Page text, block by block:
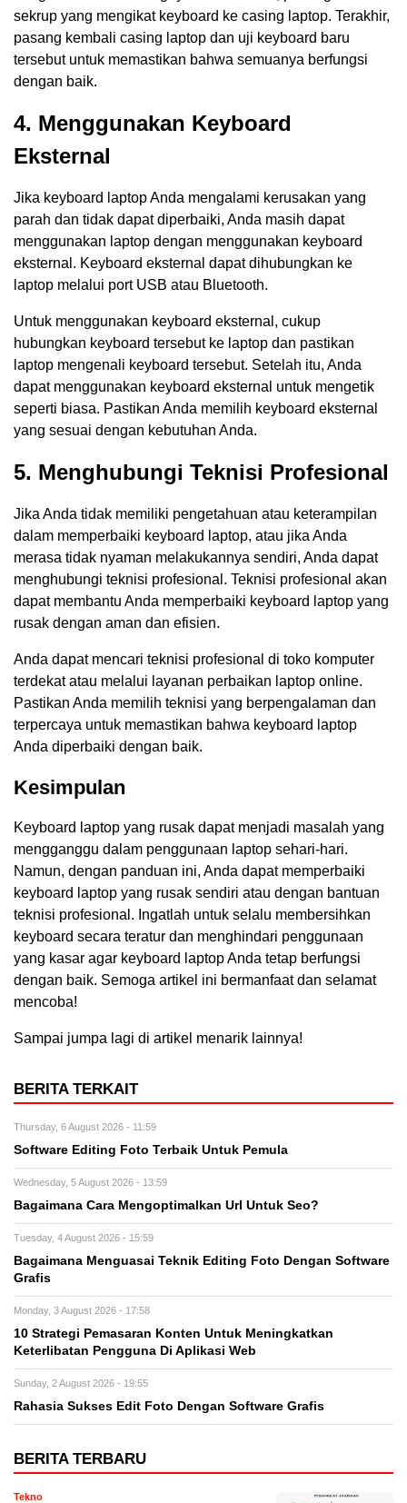
sekrup yang mengikat keyboard ke casing laptop. Terakhir,
pasang kembali casing laptop dan uji keyboard baru
tersebut untuk memastikan bahwa semuanya berfungsi
dengan baik.
4. Menggunakan Keyboard
Eksternal
Jika keyboard laptop Anda mengalami kerusakan yang
parah dan tidak dapat diperbaiki, Anda masih dapat
menggunakan laptop dengan menggunakan keyboard
eksternal. Keyboard eksternal dapat dihubungkan ke
laptop melalui port USB atau Bluetooth.
Untuk menggunakan keyboard eksternal, cukup
hubungkan keyboard tersebut ke laptop dan pastikan
laptop mengenali keyboard tersebut. Setelah itu, Anda
dapat menggunakan keyboard eksternal untuk mengetik
seperti biasa. Pastikan Anda memilih keyboard eksternal
yang sesuai dengan kebutuhan Anda.
5. Menghubungi Teknisi Profesional
Jika Anda tidak memiliki pengetahuan atau keterampilan
dalam memperbaiki keyboard laptop, atau jika Anda
merasa tidak nyaman melakukannya sendiri, Anda dapat
menghubungi teknisi profesional. Teknisi profesional akan
dapat membantu Anda memperbaiki keyboard laptop yang
rusak dengan aman dan efisien.
Anda dapat mencari teknisi profesional di toko komputer
terdekat atau melalui layanan perbaikan laptop online.
Pastikan Anda memilih teknisi yang berpengalaman dan
terpercaya untuk memastikan bahwa keyboard laptop
Anda diperbaiki dengan baik.
Kesimpulan
Keyboard laptop yang rusak dapat menjadi masalah yang
mengganggu dalam penggunaan laptop sehari-hari.
Namun, dengan panduan ini, Anda dapat memperbaiki
keyboard laptop yang rusak sendiri atau dengan bantuan
teknisi profesional. Ingatlah untuk selalu membersihkan
keyboard secara teratur dan menghindari penggunaan
yang kasar agar keyboard laptop Anda tetap berfungsi
dengan baik. Semoga artikel ini bermanfaat dan selamat
mencoba!
Sampai jumpa lagi di artikel menarik lainnya!
BERITA TERKAIT
Thursday, 6 August 2026 - 11:59
Software Editing Foto Terbaik Untuk Pemula
Wednesday, 5 August 2026 - 13:59
Bagaimana Cara Mengoptimalkan Url Untuk Seo?
Tuesday, 4 August 2026 - 15:59
Bagaimana Menguasai Teknik Editing Foto Dengan Software
Grafis
Monday, 3 August 2026 - 17:58
10 Strategi Pemasaran Konten Untuk Meningkatkan
Keterlibatan Pengguna Di Aplikasi Web
Sunday, 2 August 2026 - 19:55
Rahasia Sukses Edit Foto Dengan Software Grafis
BERITA TERBARU
Tekno